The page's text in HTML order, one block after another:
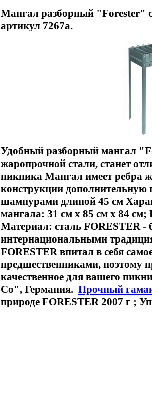
Мангал разборный "Forester"
артикул 7267a.
Удобный разборный мангал
жаропрочной стали, станет
пикника Мангал имеет ребра
конструкции дополнительную
шампурами длиной 45 см
мангала: 31 см х 85 см х 84 см;
Материал: сталь FORESTER -
интернациональными
FORESTER впитал в себя
предшественниками, поэтому
качественное для вашего
Co", Германия. Прочный
природе FORESTER 2007 г ;